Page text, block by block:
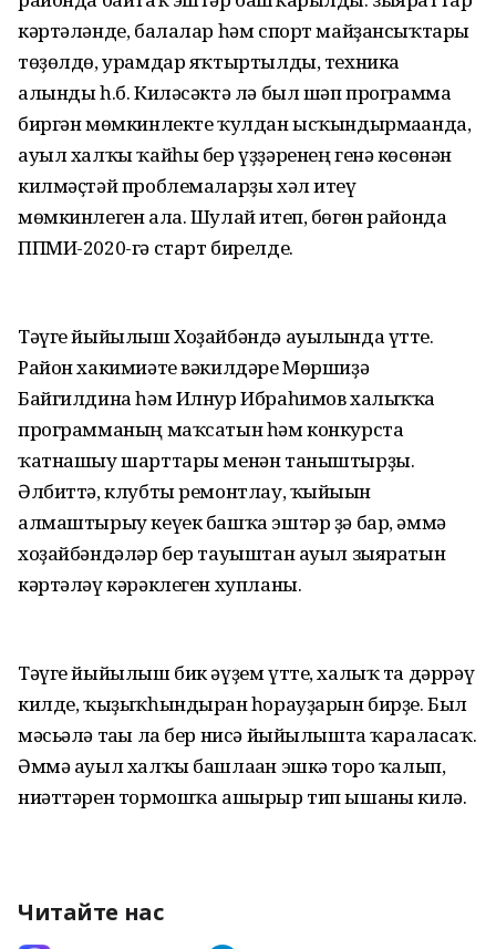
кәртәләнде, балалар һәм спорт майҙансыҡтары
төҙөлдө, урамдар яҡтыртылды, техника
алынды һ.б. Киләсәктә лә был шәп программа
биргән мөмкинлекте ҡулдан ысҡындырмағанда,
ауыл халҡы ҡайһы бер үҙҙәренең генә көсөнән
килмәҫтәй проблемаларҙы хәл итеү
мөмкинлеген ала. Шулай итеп, бөгөн районда
ППМИ-2020-гә старт бирелде.
Тәүге йыйылыш Хоҙайбәндә ауылында үтте.
Район хакимиәте вәкилдәре Мөршиҙә
Байгилдина һәм Илнур Ибраһимов халыҡҡа
программаның маҡсатын һәм конкурста
ҡатнашыу шарттары менән таныштырҙы.
Әлбиттә, клубты ремонтлау, ҡыйығын
алмаштырыу кеүек башҡа эштәр ҙә бар, әммә
хоҙайбәндәләр бер тауыштан ауыл зыяратын
кәртәләү кәрәклеген хупланы.
Тәүге йыйылыш бик әүҙем үтте, халыҡ та дәррәү
килде, ҡыҙыҡһындырған һорауҙарын бирҙе. Был
мәсьәлә тағы ла бер нисә йыйылышта ҡараласаҡ.
Әммә ауыл халҡы башлаған эшкә тоғро ҡалып,
ниәттәрен тормошҡа ашырыр тип ышанғы килә.
Читайте нас